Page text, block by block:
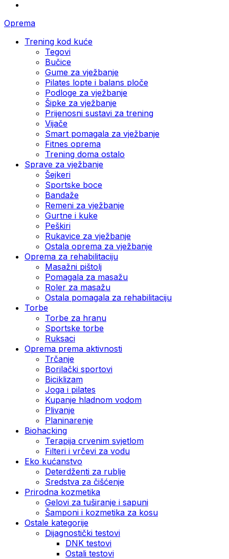
Oprema
Trening kod kuće
Tegovi
Bučice
Gume za vježbanje
Pilates lopte i balans ploče
Podloge za vježbanje
Šipke za vježbanje
Prijenosni sustavi za trening
Vijače
Smart pomagala za vježbanje
Fitnes oprema
Trening doma ostalo
Sprave za vježbanje
Šejkeri
Sportske boce
Bandaže
Remeni za vježbanje
Gurtne i kuke
Peškiri
Rukavice za vježbanje
Ostala oprema za vježbanje
Oprema za rehabilitaciju
Masažni pištolj
Pomagala za masažu
Roler za masažu
Ostala pomagala za rehabilitaciju
Torbe
Torbe za hranu
Sportske torbe
Ruksaci
Oprema prema aktivnosti
Trčanje
Borilački sportovi
Biciklizam
Joga i pilates
Kupanje hladnom vodom
Plivanje
Planinarenje
Biohacking
Terapija crvenim svjetlom
Filteri i vrčevi za vodu
Eko kućanstvo
Deterdženti za rublje
Sredstva za čišćenje
Prirodna kozmetika
Gelovi za tuširanje i sapuni
Šamponi i kozmetika za kosu
Ostale kategorije
Dijagnostički testovi
DNK testovi
Ostali testovi